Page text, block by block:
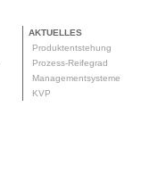
AKTUELLES
Produktentstehung
Prozess-Reifegrad
Managementsysteme
KVP